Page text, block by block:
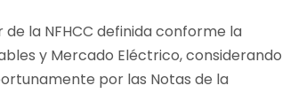
la NFHCC definida conforme la
y Mercado Eléctrico, considerando
por las Notas de la